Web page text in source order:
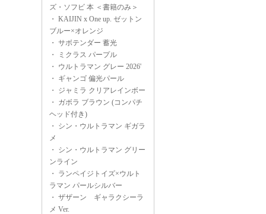
ズ・ソフビ 本 ＜書籍のみ＞
・ KAIJIN x One up. ゼットン
ブルー×オレンジ
・ サボテンダー 蓄光
・
ミクラス パープル
・ ウルトラマン グレー 2026'
・ ギャンゴ 偏光パール
・ ジャミラ クリアレインボー
・ ガボラ ブラウン (コンパチ
ヘッド付き)
・ シン・ウルトラマン ギガラ
メ
・ シン・ウルトラマン グリー
ンライン
・ ランペイジトイズ×ウルト
ラマン パールシルバー
・ ザザーン ギャラクシーラ
メ Ver.